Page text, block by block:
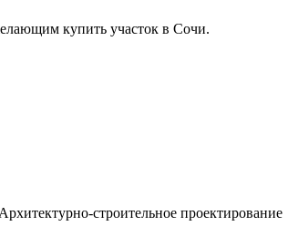
купить участок в Сочи.
строительное проектирование